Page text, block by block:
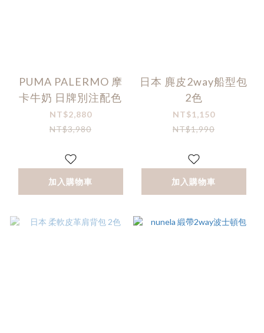
PUMA PALERMO 摩
卡牛奶 日牌別注配色
NT$2,880
NT$3,980
加入購物車
日本 麂皮2way船型包
2色
NT$1,150
NT$1,990
加入購物車